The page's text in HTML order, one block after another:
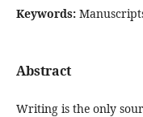
Keywords:
Abstract
Writing is the only